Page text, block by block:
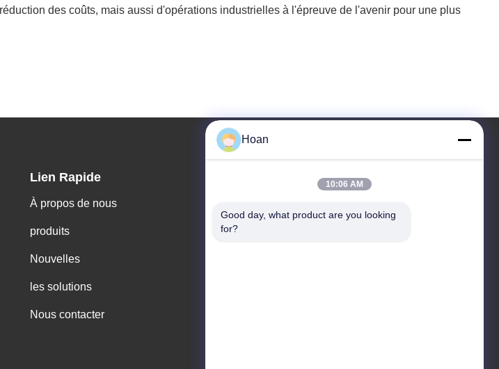
des coûts, mais aussi d'opérations industrielles à l'épreuve de l'avenir pour une plus
Lien Rapide
À propos de nous
produits
Nouvelles
les solutions
Nous contacter
F7, bâtiment 2, parc industriel Xinkai, rue Jinye 2, zone
Hoan
10:06 AM
Good day, what product are you looking
for?